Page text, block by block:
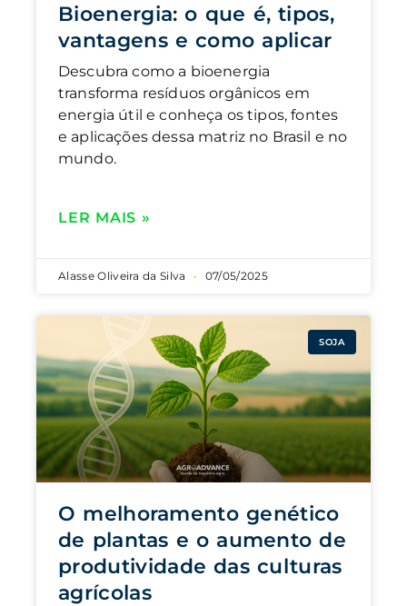
Bioenergia: o que é, tipos,
vantagens e como aplicar
Descubra como a bioenergia
transforma resíduos orgânicos em
energia útil e conheça os tipos, fontes
e aplicações dessa matriz no Brasil e no
mundo.
LER MAIS »
Alasse Oliveira da Silva 07/05/2025
SOJA
O melhoramento genético
de plantas e o aumento de
produtividade das culturas
agrícolas